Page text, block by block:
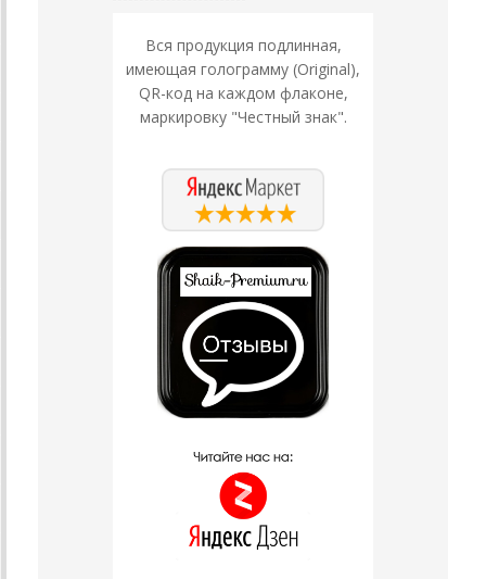
Вся продукция подлинная,
имеющая голограмму (Original),
QR-код на каждом флаконе,
маркировку "Честный знак".